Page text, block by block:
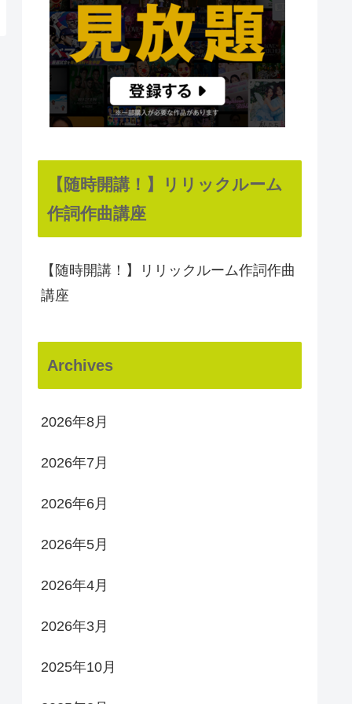
【随時開講！】リリックルーム
作詞作曲講座
【随時開講！】リリックルーム作詞作曲
講座
Archives
2026年8月
2026年7月
2026年6月
2026年5月
2026年4月
2026年3月
2025年10月